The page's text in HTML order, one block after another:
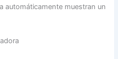
automáticamente muestran un